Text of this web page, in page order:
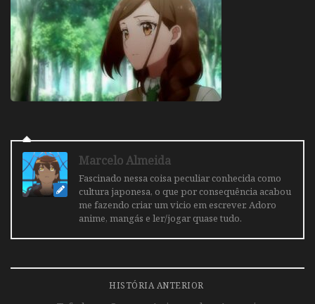
Marcelo Almeida
Fascinado nessa coisa peculiar conhecida como
cultura japonesa, o que por consequência acabou
me fazendo criar um vicio em escrever. Adoro
anime, mangás e ler/jogar quase tudo.
HISTÓRIA ANTERIOR